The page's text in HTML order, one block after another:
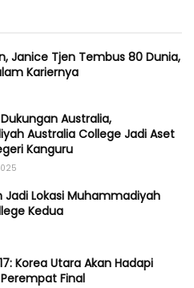
Janice Tjen Tembus 80 Dunia,
Kariernya
Australia,
Australia College Jadi Aset
Kanguru
Jadi Lokasi Muhammadiyah
Kedua
Korea Utara Akan Hadapi
Final